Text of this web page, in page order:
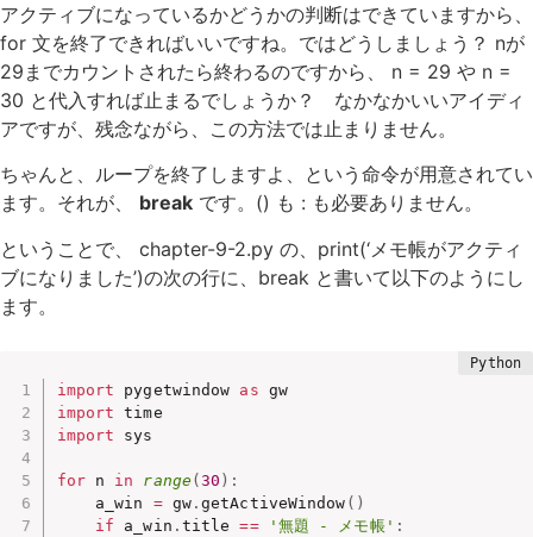
アクティブになっているかどうかの判断はできていますから、
for 文を終了できればいいですね。ではどうしましょう？ nが
29までカウントされたら終わるのですから、 n = 29 や n =
30 と代入すれば止まるでしょうか？ なかなかいいアイディ
アですが、残念ながら、この方法では止まりません。
ちゃんと、ループを終了しますよ、という命令が用意されてい
ます。それが、 break です。() も : も必要ありません。
ということで、 chapter-9-2.py の、print(‘メモ帳がアクティ
ブになりました’)の次の行に、break と書いて以下のようにし
ます。
import pygetwindow as
gw
import
import sys
for n in range(30 ) :
    a_win
= gw.getActiveWindow ( )
if a_win . title == '無題 - メモ帳' :